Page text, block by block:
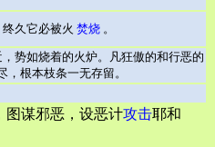
久它必被火 焚烧 。
势如烧着的火炉。凡狂傲的和行恶的
，根本枝条一无存留。
图谋邪恶，设恶计攻击耶和